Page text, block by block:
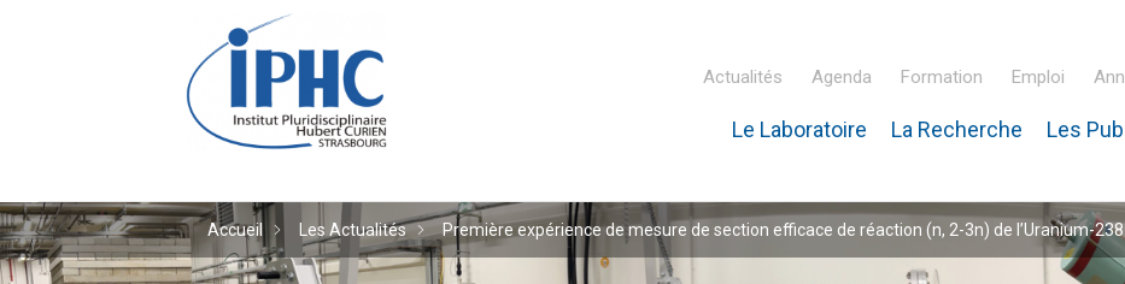
Institut pluridisciplinaire Hubert Curien – IPHC
Actualités Agenda Formation Emploi
Le Laboratoire La Recherche Les
Accueil Les Actualités Première expérience de mesure de section efficace de réaction (n, 2-3n) de l’Uranium-238